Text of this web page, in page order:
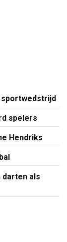
sportwedstrijd
spelers
Hendriks
als